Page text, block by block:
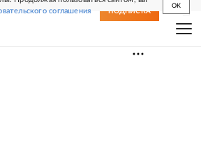
соглашения
OK
ПОДПИСКА